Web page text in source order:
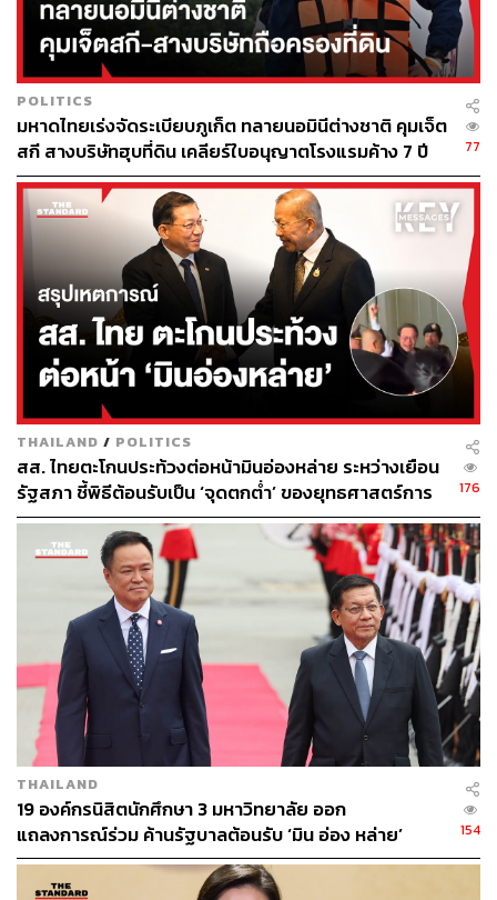
ก่อนที่ในเวลาต่อมาเขาจะถูกถอดยศ ‘พ.ต.ท.’ ทำให้ปัจจุบัน
ต้องใช้คำหน้านามว่า นาย
ทักษิณ ชินวัตร ในวัยหนุ่ม
ภาพ: thaksinofficial
นักธุรกิจหัวการค้า กับกิจการระดับประเทศ
การตัดสินใจลาออกจากราชการตำรวจของ ‘ทักษิณ’ นั้น เป็น
ผลมาจากการเติบโตของธุรกิจต่างๆ แต่บทบาทเส้นทางนัก
ธุรกิจของเขานั้น ก็ไม่ได้สำเร็จตั้งแต่กิจการแรกๆ
‘ทักษิณ’ เริ่มต้นเส้นทางด้วยการเปิดร้านขายผ้าไหม แต่ธุรกิจ
ก็เจ๊งจนต้องล้มเลิกไป ต่อมาในปี 2523 ก็หันมาลงทุนสร้าง
คอนโดมิเนียม ซึ่งคนไทยในขณะนั้นยังไม่คุ้นชินกับการอาศัย
อยู่ในห้องสี่เหลี่ยมเล็กๆ ทำให้กิจการล้มเหลวอีกครั้ง
ต่อมาได้ก่อตั้งบริษัท ไอซีเอสไอ (International
Communication Services – ICSI) เพื่อให้เช่าคอมพิวเตอร์
ซึ่งต่อยอดมาจากการได้ศึกษาคอมพิวเตอร์ในระหว่างที่อยู่
สหรัฐฯ และการทำงานราชการมาก่อนทำให้เข้าใจระบบการ
ทำงานเป็นอย่างดี
POLITICS
มหาดไทยเร่งจัดระเบียบภูเก็ต ทลายนอมินีต่างชาติ คุมเจ็ต
สกี สางบริษัทฮุบที่ดิน เคลียร์ใบอนุญาตโรงแรมค้าง 7 ปี
77
THAILAND / POLITICS
สส. ไทยตะโกนประท้วงต่อหน้ามินอ่องหล่าย ระหว่างเยือน
รัฐสภา ชี้พิธีต้อนรับเป็น ‘จุดตกต่ำ’ ของยุทธศาสตร์การ
ทูตไทย
176
THAILAND
19 องค์กรนิสิตนักศึกษา 3 มหาวิทยาลัย ออก
แถลงการณ์ร่วม ค้านรัฐบาลต้อนรับ ‘มิน อ่อง หล่าย’
154